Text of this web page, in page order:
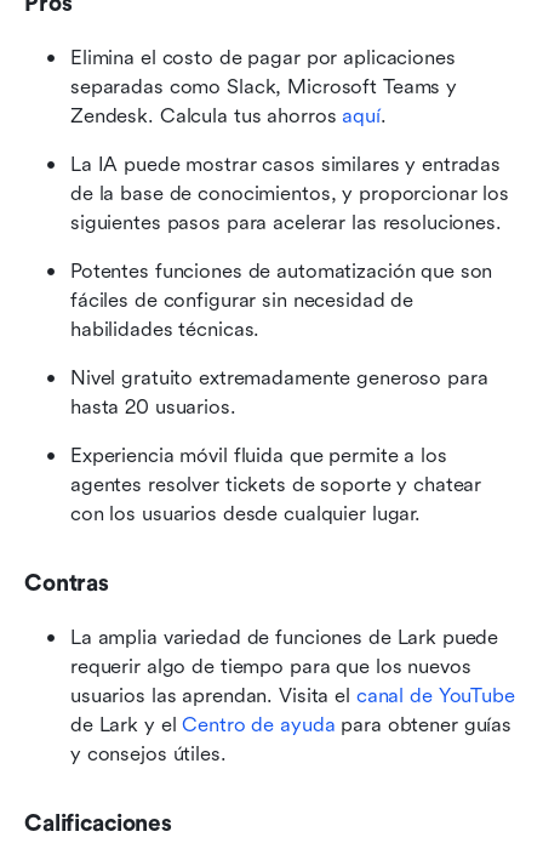
Elimina el costo de pagar por aplicaciones
separadas como Slack, Microsoft Teams y
Zendesk. Calcula tus ahorros aquí.
La IA puede mostrar casos similares y entradas
de la base de conocimientos, y proporcionar los
siguientes pasos para acelerar las resoluciones.
Potentes funciones de automatización que son
fáciles de configurar sin necesidad de
habilidades técnicas.
Nivel gratuito extremadamente generoso para
hasta 20 usuarios.
Experiencia móvil fluida que permite a los
agentes resolver tickets de soporte y chatear
con los usuarios desde cualquier lugar.
Contras
La amplia variedad de funciones de Lark puede
requerir algo de tiempo para que los nuevos
usuarios las aprendan. Visita el canal de YouTube
de Lark y el Centro de ayuda para obtener guías
y consejos útiles.
Calificaciones